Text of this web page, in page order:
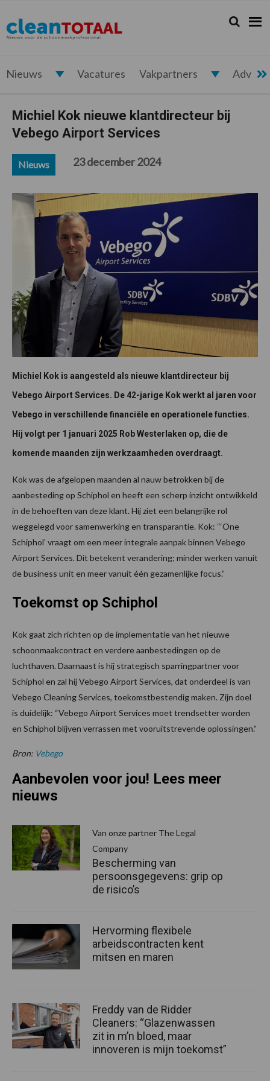
de
hoofdnavigatie
de
hoofd
de
eerste
de
voettekst
Cleantotaal.nl
Het
laatste
voor
schoonmaak
Zoeken...
Zoek
Nieuws Vacatures Vakpartners
Michiel Kok nieuwe klantdirecteur bij
Vebego Airport Services
Nieuws 23 december 2024
Michiel Kok is aangesteld als nieuwe klantdirecteur bij
Vebego Airport Services. De 42-jarige Kok werkt al jaren voor
Vebego in verschillende financiële en operationele functies.
Hij volgt per 1 januari 2025 Rob Westerlaken op, die de
komende maanden zijn werkzaamheden overdraagt.
Kok was de afgelopen maanden al nauw betrokken bij de
aanbesteding op Schiphol en heeft een scherp inzicht ontwikkeld
in de behoeften van deze klant. Hij ziet een belangrijke rol
weggelegd voor samenwerking en transparantie. Kok: “‘One
Schiphol’ vraagt om een meer integrale aanpak binnen Vebego
Airport Services. Dit betekent verandering; minder werken vanuit
de business unit en meer vanuit één gezamenlijke focus.”
Toekomst op Schiphol
Kok gaat zich richten op de implementatie van het nieuwe
schoonmaakcontract en verdere aanbestedingen op de
luchthaven. Daarnaast is hij strategisch sparringpartner voor
Schiphol en zal hij Vebego Airport Services, dat onderdeel is van
Vebego Cleaning Services, toekomstbestendig maken. Zijn doel
is duidelijk: “Vebego Airport Services moet trendsetter worden
en Schiphol blijven verrassen met vooruitstrevende oplossingen.”
Bron: Vebego
Aanbevolen voor jou! Lees meer
nieuws
Van onze partner The Legal
Company
Bescherming van
persoonsgegevens: grip op
de risico’s
Hervorming flexibele
arbeidscontracten kent
mitsen en maren
Freddy van de Ridder
Cleaners: “Glazenwassen
zit in m’n bloed, maar
innoveren is mijn toekomst”